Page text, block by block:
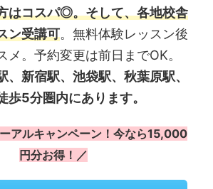
はコスパ◎。そして、各地校舎
ン受講可。無料体験レッスン後
メ。予約変更は前日までOK。
、新宿駅、池袋駅、秋葉原駅、
歩5分圏内にあります。
アルキャンペーン！今なら15,000
円分お得！／